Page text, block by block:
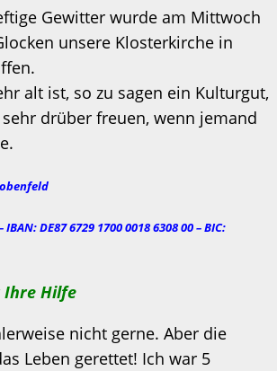
Gewitter wurde am Mittwoch
unsere Klosterkirche in
alt ist, so zu sagen ein Kulturgut,
drüber freuen, wenn jemand
DE87 6729 1700 0018 6308 00 – BIC:
Ihre Hilfe
nicht gerne. Aber die
Leben gerettet! Ich war 5